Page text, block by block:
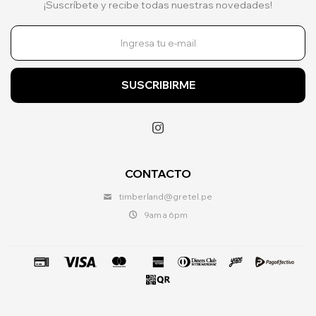
CONTACTO
timberland@gretel.pe
9am a 6pm
¡Suscríbete y recibe todas nuestras novedades!
SUSCRIBIRME
